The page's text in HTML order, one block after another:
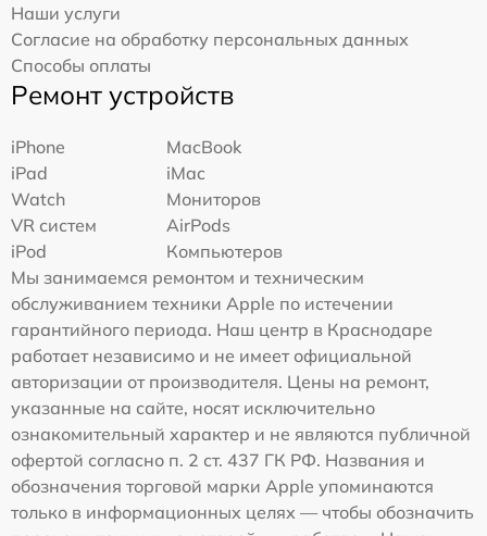
Наши услуги
Согласие на обработку персональных данных
Способы оплаты
Ремонт устройств
iPhone
MacBook
iPad
iMac
Watch
Мониторов
VR систем
AirPods
iPod
Компьютеров
Мы занимаемся ремонтом и техническим
обслуживанием техники Apple по истечении
гарантийного периода. Наш центр в Краснодаре
работает независимо и не имеет официальной
авторизации от производителя. Цены на ремонт,
указанные на сайте, носят исключительно
ознакомительный характер и не являются публичной
офертой согласно п. 2 ст. 437 ГК РФ. Названия и
обозначения торговой марки Apple упоминаются
только в информационных целях — чтобы обозначить